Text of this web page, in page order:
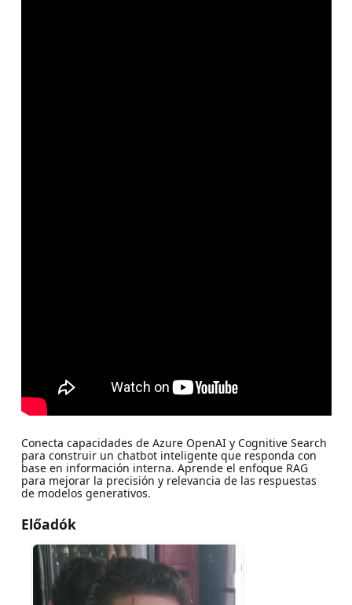
Conecta capacidades de Azure OpenAI y Cognitive Search
para construir un chatbot inteligente que responda con
base en información interna. Aprende el enfoque RAG
para mejorar la precisión y relevancia de las respuestas
de modelos generativos.
Előadók